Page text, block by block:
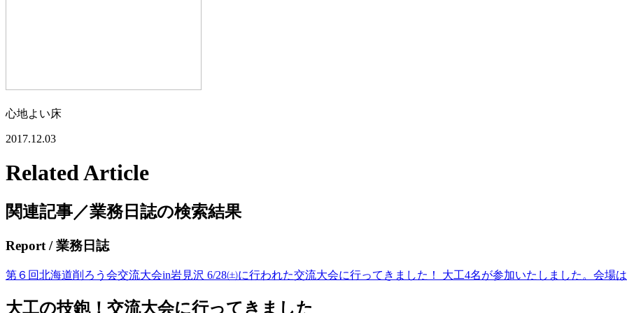
心地よい床
2017.12.03
Related Article
関連記事／業務日誌の検索結果
Report/ 業務日誌
第６回北海道削ろう会交流大会in岩見沢 6/28㈯に行われた交流大会に行ってきました！ 大工4名が参加いたしました。会場
大工の技鉋！交流大会に行ってきました